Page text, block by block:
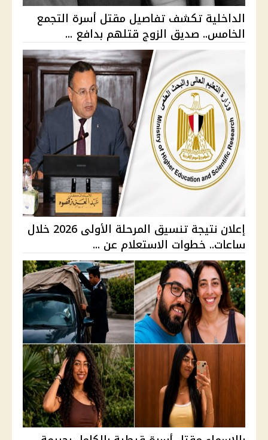
الداخلية تكشف تفاصيل مقتل أسرة التجمع
الخامس.. صديق الزوج قتلهم بدافع ...
إعلان نتيجة تنسيق المرحلة الأولى 2026 خلال
ساعات.. خطوات الاستعلام عن ...